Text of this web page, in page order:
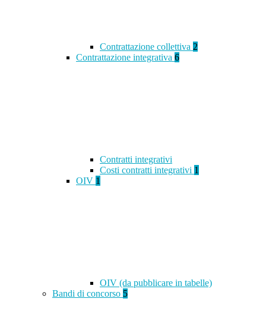
Contrattazione collettiva 2
Contrattazione integrativa 6
Contratti integrativi
Costi contratti integrativi 1
OIV 1
OIV (da pubblicare in tabelle)
Bandi di concorso 5